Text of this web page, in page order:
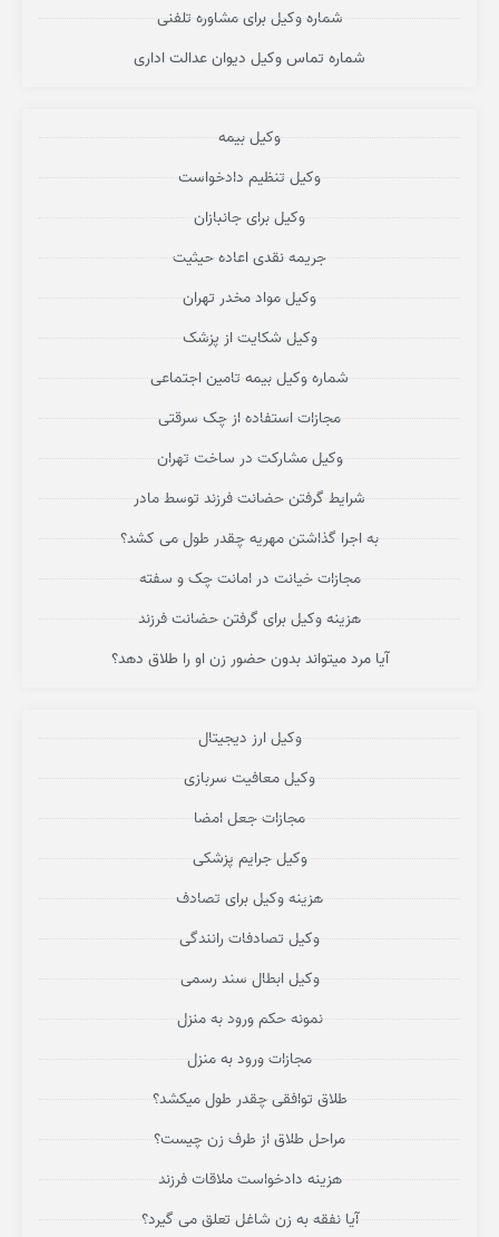
شماره وکیل برای مشاوره تلفنی
شماره تماس وکیل دیوان عدالت اداری
وکیل بیمه
وکیل تنظیم دادخواست
وکیل برای جانبازان
جریمه نقدی اعاده حیثیت
وکیل مواد مخدر تهران
وکیل شکایت از پزشک
شماره وکیل بیمه تامین اجتماعی
مجازات استفاده از چک سرقتی
وکیل مشارکت در ساخت تهران
شرایط گرفتن حضانت فرزند توسط مادر
به اجرا گذاشتن مهریه چقدر طول می کشد؟
مجازات خیانت در امانت چک و سفته
هزینه وکیل برای گرفتن حضانت فرزند
آیا مرد میتواند بدون حضور زن او را طلاق دهد؟
وکیل ارز دیجیتال
وکیل معافیت سربازی
مجازات جعل امضا
وکیل جرایم پزشکی
هزینه وکیل برای تصادف
وکیل تصادفات رانندگی
وکیل ابطال سند رسمی
نمونه حکم ورود به منزل
مجازات ورود به منزل
طلاق توافقی چقدر طول میکشد؟
مراحل طلاق از طرف زن چیست؟
هزینه دادخواست ملاقات فرزند
آیا نفقه به زن شاغل تعلق می گیرد؟